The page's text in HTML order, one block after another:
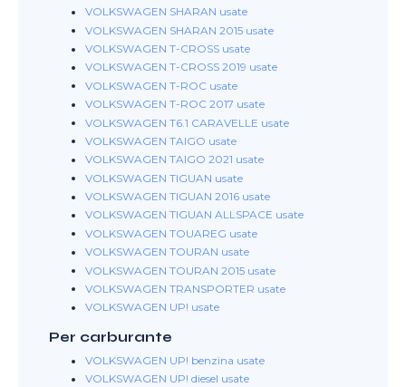
VOLKSWAGEN SHARAN usate
VOLKSWAGEN SHARAN 2015 usate
VOLKSWAGEN T-CROSS usate
VOLKSWAGEN T-CROSS 2019 usate
VOLKSWAGEN T-ROC usate
VOLKSWAGEN T-ROC 2017 usate
VOLKSWAGEN T6.1 CARAVELLE usate
VOLKSWAGEN TAIGO usate
VOLKSWAGEN TAIGO 2021 usate
VOLKSWAGEN TIGUAN usate
VOLKSWAGEN TIGUAN 2016 usate
VOLKSWAGEN TIGUAN ALLSPACE usate
VOLKSWAGEN TOUAREG usate
VOLKSWAGEN TOURAN usate
VOLKSWAGEN TOURAN 2015 usate
VOLKSWAGEN TRANSPORTER usate
VOLKSWAGEN UP! usate
Per carburante
VOLKSWAGEN UP! benzina usate
VOLKSWAGEN UP! diesel usate